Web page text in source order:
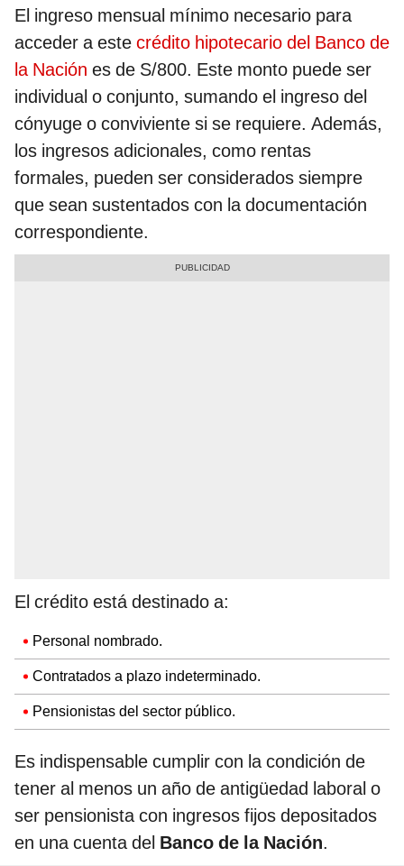
El ingreso mensual mínimo necesario para
acceder a este crédito hipotecario del Banco de
la Nación es de S/800. Este monto puede ser
individual o conjunto, sumando el ingreso del
cónyuge o conviviente si se requiere. Además,
los ingresos adicionales, como rentas
formales, pueden ser considerados siempre
que sean sustentados con la documentación
correspondiente.
El crédito está destinado a:
Personal nombrado.
Contratados a plazo indeterminado.
Pensionistas del sector público.
Es indispensable cumplir con la condición de
tener al menos un año de antigüedad laboral o
ser pensionista con ingresos fijos depositados
en una cuenta del Banco de la Nación.